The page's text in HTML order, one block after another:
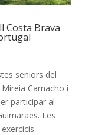
Costa Brava
seniors del
Camacho i
participar al
Les